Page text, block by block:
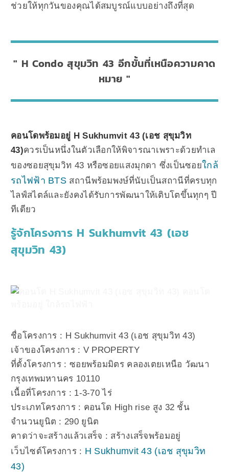
ช่วยให้ทุกวันของคุณได้สมบูรณ์แบบอย่างถึงที่สุด
H Condo สุขุมวิท 43 อีกขั้นที่เหนือความคาด
หมาย
คอนโดพร้อมอยู่ H Sukhumvit 43 (เอช สุขุมวิท
43)ควรเป็นหนึ่งในตัวเลือกให้พิจารณาเพราะด้วยทำเล
ของซอยสุขุมวิท 43 หรือซอยแสงมุกดา ซึ่งเป็นซอยใกล้
รถไฟฟ้า BTS สถานีพร้อมพงษ์ที่นับเป็นสถานีที่ครบทุก
ไลฟ์สไตล์และยังคงได้รับการพัฒนาให้เติบโตขึ้นทุกๆ ปี
ทีเดียว
รู้จักโครงการ H Sukhumvit 43 (เอช
สุขุมวิท 43)
ชื่อโครงการ : H Sukhumvit 43 (เอช สุขุมวิท 43)
เจ้าของโครงการ : V PROPERTY
ที่ตั้งโครงการ : ซอยพร้อมมิตร คลองเตยเหนือ วัฒนา
กรุงเทพมหานคร 10110
เนื้อที่โครงการ : 1-3-70 ไร่
ประเภทโครงการ : คอนโด High rise สูง 32 ชั้น
จำนวนยูนิต : 290 ยูนิต
คาดว่าจะสร้างแล้วเสร็จ : สร้างเสร็จพร้อมอยู่
เว็บไซต์โครงการ : H Sukhumvit 43 (เอช สุขุมวิท
43)